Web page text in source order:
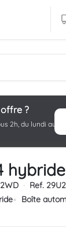
?
2h, du lundi au
· Ref.
Boîte